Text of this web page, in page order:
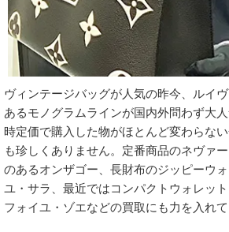
ヴィンテージバッグが人気の昨今、ルイ
あるモノグラムラインが国内外問わず大
時定価で購入した物がほとんど変わらな
も珍しくありません。定番商品のネヴァ
のあるオンザゴー、長財布のジッピーウ
ユ・サラ、最近ではコンパクトウォレッ
フォイユ・ゾエなどの買取にも力を入れて